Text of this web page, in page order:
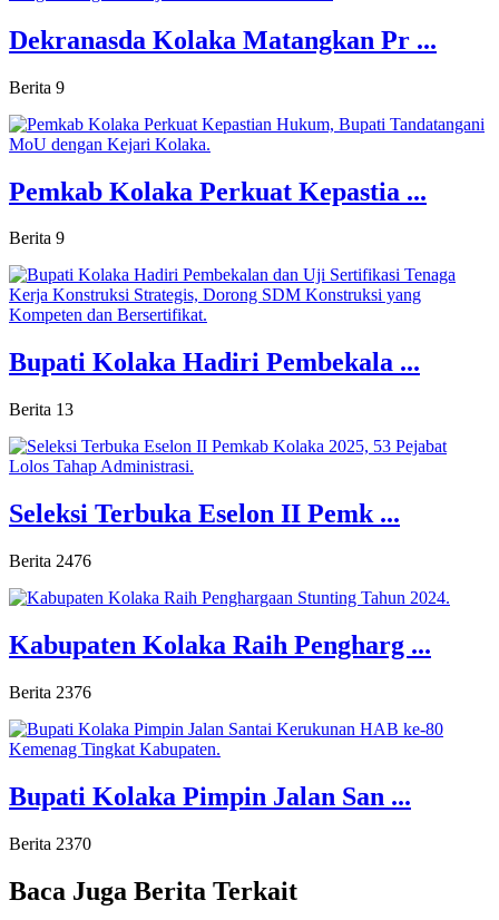
Dekranasda Kolaka Matangkan Pr ...
Berita 9
Pemkab Kolaka Perkuat Kepastia ...
Berita 9
Bupati Kolaka Hadiri Pembekala ...
Berita 13
Seleksi Terbuka Eselon II Pemk ...
Berita 2476
Kabupaten Kolaka Raih Pengharg ...
Berita 2376
Bupati Kolaka Pimpin Jalan San ...
Berita 2370
Baca Juga Berita Terkait